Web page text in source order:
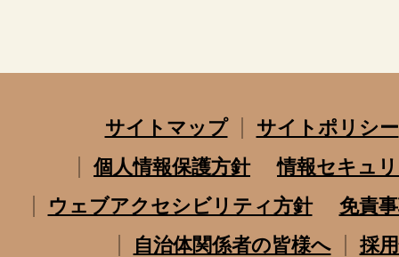
サイトマップ
サイトポリシー
個人情報保護方針
情報セキュ
ウェブアクセシビリティ方針
免責
自治体関係者の皆様へ
採